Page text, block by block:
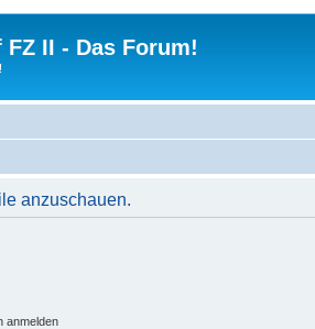
II - Das Forum!
anzuschauen.
anmelden